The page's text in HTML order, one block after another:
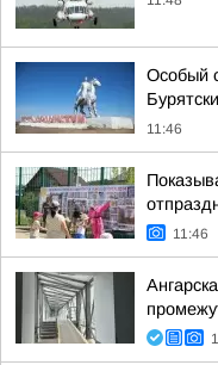
Особый
11:46
11:46